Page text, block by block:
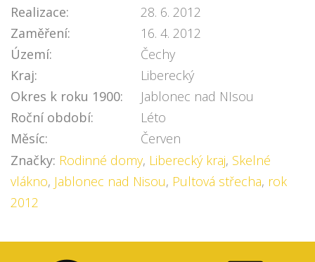
Realizace:
28. 6. 2012
Zaměření:
16. 4. 2012
Území:
Čechy
Kraj:
Liberecký
Okres k roku 1900:
Jablonec nad NIsou
Roční období:
Léto
Měsíc:
Červen
Značky: Rodinné domy, Liberecký kraj, Skelné
vlákno, Jablonec nad Nisou, Pultová střecha, rok
2012